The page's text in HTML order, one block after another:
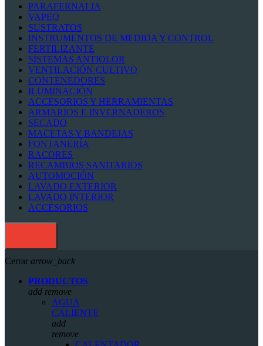
PARAFERNALIA
VAPEO
SUSTRATOS
INSTRUMENTOS DE MEDIDA Y CONTROL
FERTILIZANTE
SISTEMAS ANTIOLOR
VENTILACIÓN CULTIVO
CONTENEDORES
ILUMINACIÓN
ACCESORIOS Y HERRAMIENTAS
ARMARIOS E INVERNADEROS
SECADO
MACETAS Y BANDEJAS
FONTANERÍA
RACORES
RECAMBIOS SANITARIOS
AUTOMOCIÓN
LAVADO EXTERIOR
LAVADO INTERIOR
ACCESORIOS
Cerrar arrow_back
PRODUCTOS
add remove
AGUA
CALIENTE
add
remove